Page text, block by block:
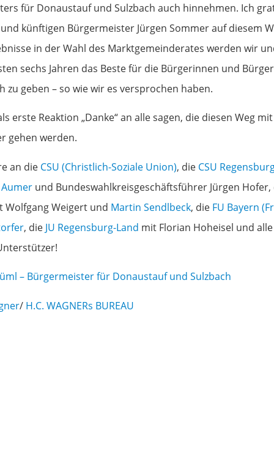
für Donaustauf und Sulzbach auch hinnehmen. Ich
künftigen Bürgermeister Jürgen Sommer auf diesem
in der Wahl des Marktgemeinderates werden wir
sechs Jahren das Beste für die Bürgerinnen und
zu geben – so wie wir es versprochen haben.
erste Reaktion „Danke“ an alle sagen, die diesen Weg
gehen werden.
an die CSU (Christlich-Soziale Union), die CSU
und Bundeswahlkreisgeschäftsführer Jürgen Hofer,
Wolfgang Weigert und Martin Sendlbeck, die FU Bayern
, die JU Regensburg-Land mit Florian Hoheisel und
– Bürgermeister für Donaustauf und Sulzbach
/ H.C. WAGNERs BUREAU